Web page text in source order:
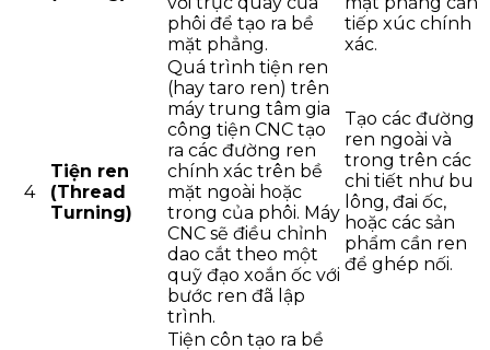
phôi để tạo ra bề
mặt phẳng.
tiếp xúc chính
xác.
4
Tiện ren
(Thread
Turning)
Quá trình tiện ren
(hay taro ren) trên
máy trung tâm gia
công tiện CNC tạo
ra các đường ren
chính xác trên bề
mặt ngoài hoặc
trong của phôi. Máy
CNC sẽ điều chỉnh
dao cắt theo một
quỹ đạo xoắn ốc với
bước ren đã lập
trình.
Tạo các đường
ren ngoài và
trong trên các
chi tiết như bu
lông, đai ốc,
hoặc các sản
phẩm cần ren
để ghép nối.
Tiện côn tạo ra bề